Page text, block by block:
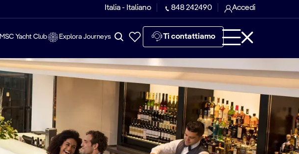
Italia - Italiano 848 242490 Accedi
MSC Yacht Club Explora Journeys Ti contattiamo